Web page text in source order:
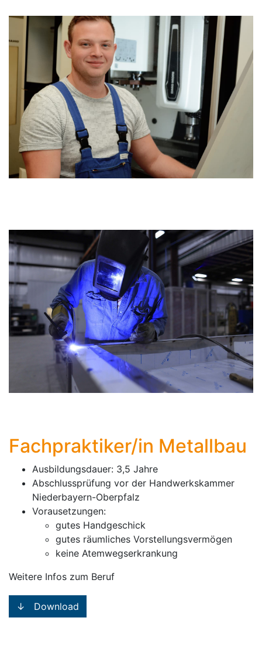
Fachpraktiker/in Metallbau
Ausbildungsdauer: 3,5 Jahre
Abschlussprüfung vor der Handwerkskammer
Niederbayern-Oberpfalz
Vorausetzungen:
gutes Handgeschick
gutes räumliches Vorstellungsvermögen
keine Atemwegserkrankung
Weitere Infos zum Beruf
↓ Download